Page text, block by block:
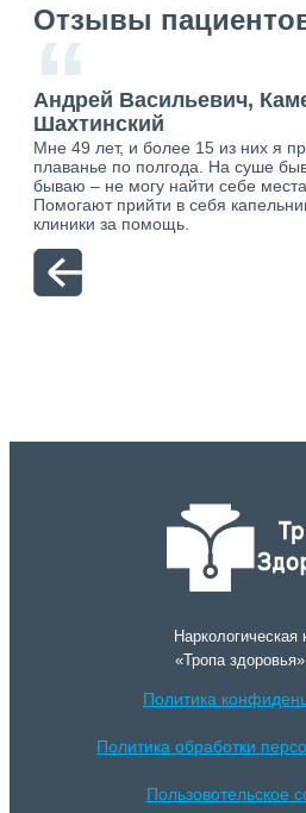
Отзывы
“
Андрей Васильевич,
Шахтинский
Мне 49 лет, и более 15 из них я
плаванье по полгода. На суше
бываю – не могу найти себе
Помогают прийти в себя
клиники за помощь.
Наркологическая
«Тропа
Политика
Политика обработки
Пользовотельское